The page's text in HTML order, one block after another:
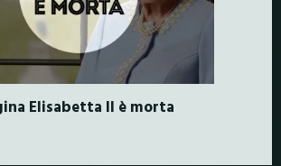
Elisabetta II è morta